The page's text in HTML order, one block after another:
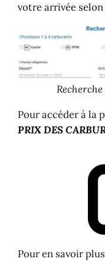
PRIX DES
consulterla foire